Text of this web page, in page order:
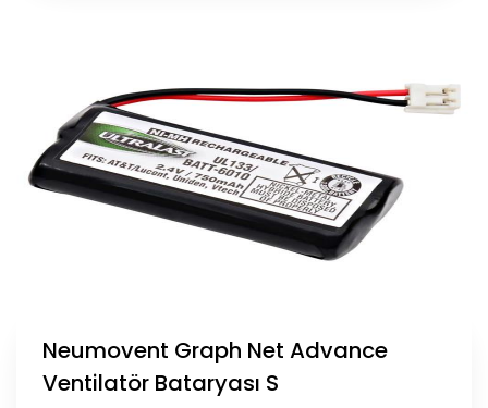
Neumovent Graph Net Advance
Ventilatör Bataryası S